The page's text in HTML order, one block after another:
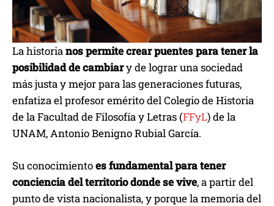
La historianos permite crear puentes para tener la
posibilidad de cambiary de lograr una sociedad
más justa y mejor para las generaciones futuras,
enfatiza el profesor emérito del Colegio de Historia
de la Facultad de Filosofía y Letras (FFyL) de la
UNAM, Antonio Benigno Rubial García.
Su conocimientoes fundamental para tener
conciencia del territorio donde se vive, a partir del
punto de vista nacionalista, y porque la memoria del